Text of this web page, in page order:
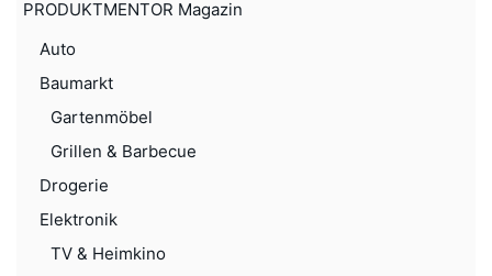
PRODUKTMENTOR Magazin
Auto
Baumarkt
Gartenmöbel
Grillen & Barbecue
Drogerie
Elektronik
TV & Heimkino